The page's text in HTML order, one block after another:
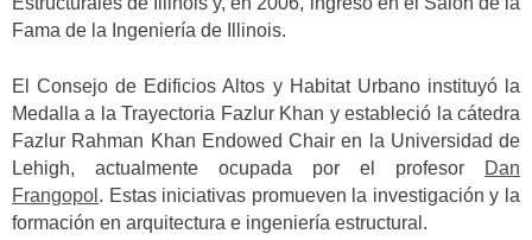
Fama de la Ingeniería de Illinois.
El Consejo de Edificios Altos y Habitat Urbano instituyó la
Medalla a la Trayectoria Fazlur Khan y estableció la cátedra
Fazlur Rahman Khan Endowed Chair en la Universidad de
Lehigh, actualmente ocupada por el profesor
Dan
Frangopol . Estas iniciativas promueven la investigación y la
formación en arquitectura e ingeniería estructural.